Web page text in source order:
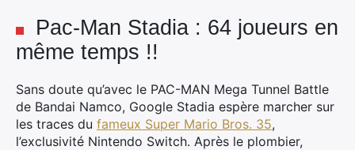
Pac-Man Stadia : 64 joueurs en
même temps !!
Sans doute qu’avec le PAC-MAN Mega Tunnel Battle
de Bandai Namco, Google Stadia espère marcher sur
les traces du fameux Super Mario Bros. 35,
l’exclusivité Nintendo Switch. Après le plombier,